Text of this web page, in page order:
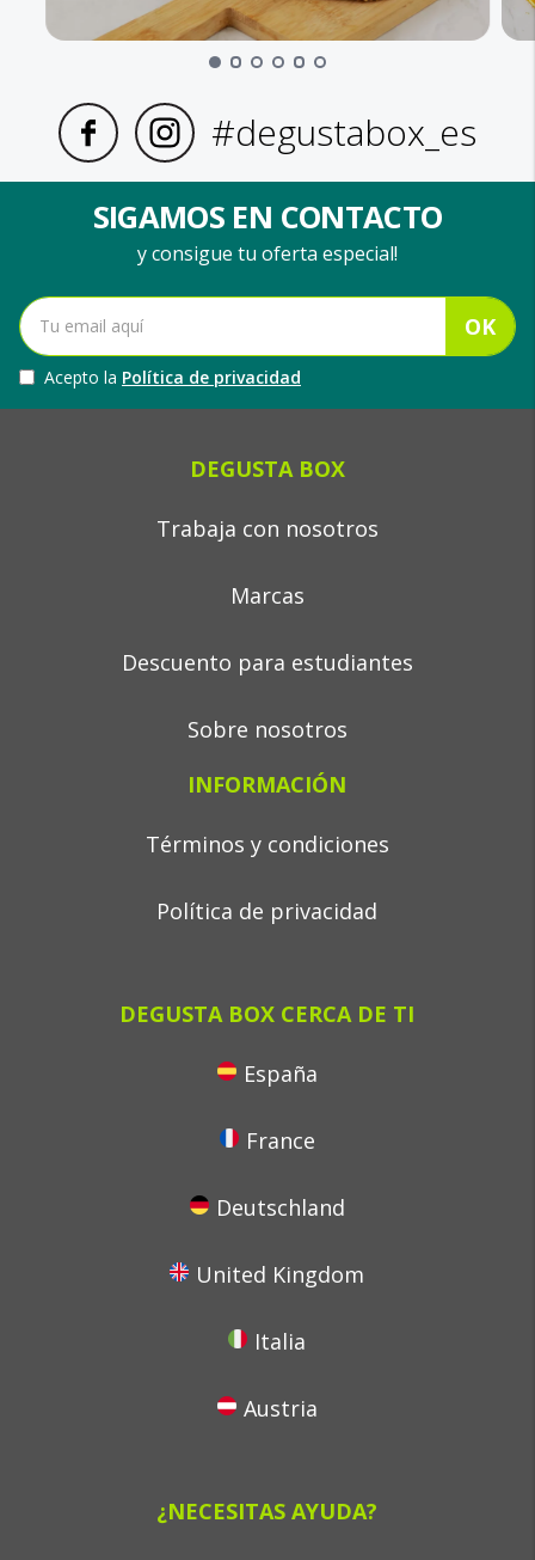
#degustabox_es
SIGAMOS EN CONTACTO
y consigue tu oferta especial!
OK
Acepto la Política de privacidad
DEGUSTA BOX
Trabaja con nosotros
Marcas
Descuento para estudiantes
Sobre nosotros
INFORMACIÓN
Términos y condiciones
Política de privacidad
DEGUSTA BOX CERCA DE TI
España
France
Deutschland
United Kingdom
Italia
Austria
¿NECESITAS AYUDA?